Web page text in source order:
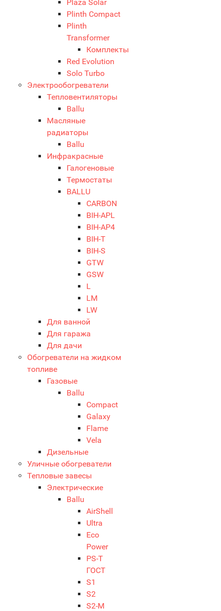
Plaza Solar
Plinth Compact
Plinth
Transformer
Комплекты
Red Evolution
Solo Turbo
Электрообогреватели
Тепловентиляторы
Ballu
Масляные
радиаторы
Ballu
Инфракрасные
Галогеновые
Термостаты
BALLU
CARBON
BIH-APL
BIH-AP4
BIH-T
BIH-S
GTW
GSW
L
LM
LW
Для ванной
Для гаража
Для дачи
Обогреватели на жидком
топливе
Газовые
Ballu
Compact
Galaxy
Flame
Vela
Дизельные
Уличные обогреватели
Тепловые завесы
Электрические
Ballu
AirShell
Ultra
Eco
Power
PS-T
ГОСТ
S1
S2
S2-М